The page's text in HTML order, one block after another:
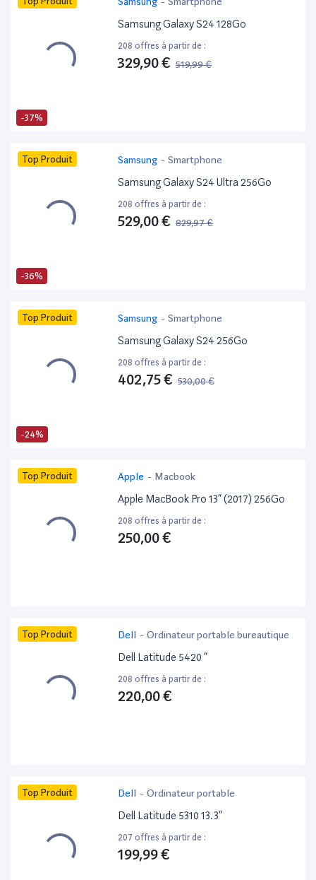
-37%
Samsung Galaxy S24 128Go
208 offres à partir de :
329,90 € 519,99 €
-36%
Top Produit Samsung - Smartphone
Samsung Galaxy S24 Ultra 256Go
208 offres à partir de :
529,00 € 829,97 €
-24%
Top Produit Samsung - Smartphone
Samsung Galaxy S24 256Go
208 offres à partir de :
402,75 € 530,00 €
Top Produit Apple - Macbook
Apple MacBook Pro 13” (2017) 256Go
208 offres à partir de :
250,00 €
Top Produit Dell - Ordinateur portable bureautique
Dell Latitude 5420 ”
208 offres à partir de :
220,00 €
Top Produit Dell - Ordinateur portable
Dell Latitude 5310 13.3”
207 offres à partir de :
199,99 €